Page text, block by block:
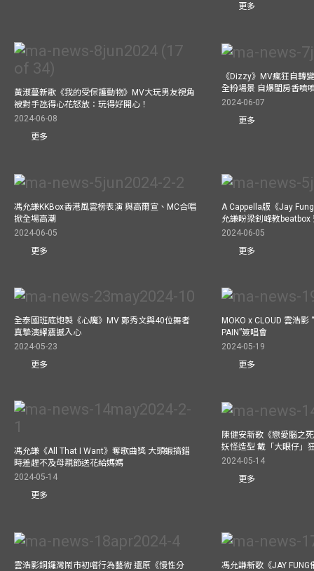
更多
黃淑蔓新歌《我的受保護動物》MV大玩男友視角
被對手氹得心花怒放：玩得好開心！
2024-06-08
更多
《Dizzy》MV瘋狂自轉
全粉場景 自爆閨房香噴
2024-06-07
更多
馮允謙KKBox香港風雲榜表演 與高爾宣、MC合唱
掀全場高潮
2024-06-05
更多
A Cappella版《Jay
允謙盼梁釗峰教beatbox
2024-06-05
更多
全泰國班底炮製《心魔》MV 鄭秀文與40位舞者
真摯演繹震撼入心
2024-05-23
更多
MOKO x CLOUD 雲浩影
PAIN”簽唱會
2024-05-19
更多
馮允謙《All That I Want》奪歌曲獎 大頭蝦搞錯
時差趕不及母親節送花給媽媽
2024-05-14
更多
陳健安新歌《戀愛腦之
妖怪造型 戴「大眼仔」
2024-05-14
更多
雲浩影銅鑼灣鬧市初嚐行為藝術 還原《慢性分
馮允謙新歌《JAY